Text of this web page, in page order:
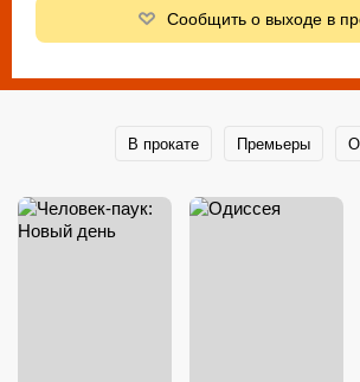
Сообщить о выходе в
В прокате Премьеры